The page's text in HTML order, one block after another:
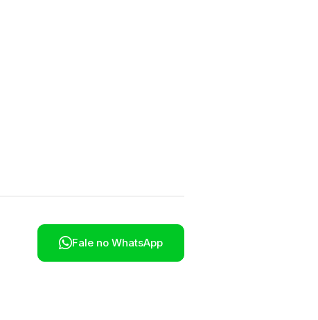
Fale no WhatsApp